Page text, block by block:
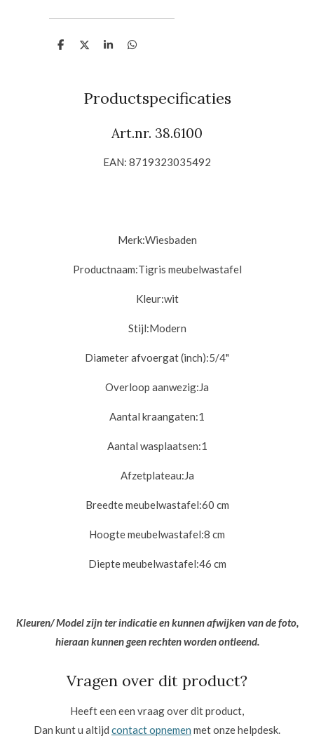
D
D
S
D
Productspecificaties
Art.nr. 38.6100
EAN: 8719323035492
Merk:Wiesbaden
Productnaam:Tigris meubelwastafel
Kleur:wit
Stijl:Modern
Diameter afvoergat (inch):5/4"
Overloop aanwezig:Ja
Aantal kraangaten:1
Aantal wasplaatsen:1
Afzetplateau:Ja
Breedte meubelwastafel:60 cm
Hoogte meubelwastafel:8 cm
Diepte meubelwastafel:46 cm
Kleuren/ Model zijn ter indicatie en kunnen afwijken van de foto,
hieraan kunnen geen rechten worden ontleend.
Vragen over dit product?
Heeft een een vraag over dit product,
Dan kunt u altijd contact opnemen met onze helpdesk.